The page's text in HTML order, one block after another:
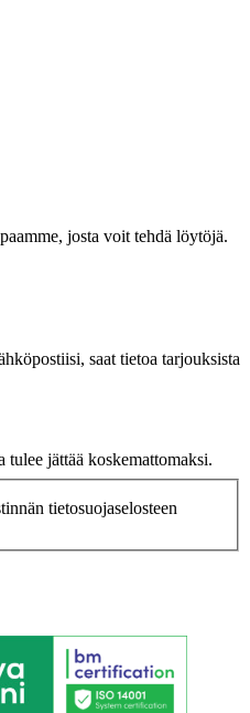
josta voit tehdä löytöjä.
saat tietoa tarjouksista
jättää koskemattomaksi.
tietosuojaselosteen